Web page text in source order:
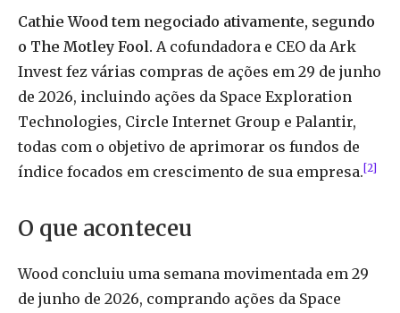
Cathie Wood tem negociado ativamente, segundo
o The Motley Fool. A cofundadora e CEO da Ark
Invest fez várias compras de ações em 29 de junho
de 2026, incluindo ações da Space Exploration
Technologies, Circle Internet Group e Palantir,
todas com o objetivo de aprimorar os fundos de
índice focados em crescimento de sua empresa.[2]
O que aconteceu
Wood concluiu uma semana movimentada em 29
de junho de 2026, comprando ações da Space